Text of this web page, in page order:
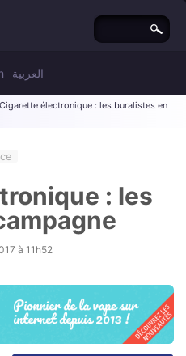
العربية
électronique : les buralistes en
: les
à 11h52